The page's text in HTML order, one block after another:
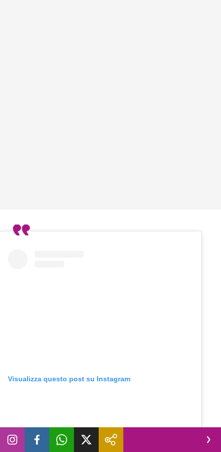
Visualizza questo post su Instagram